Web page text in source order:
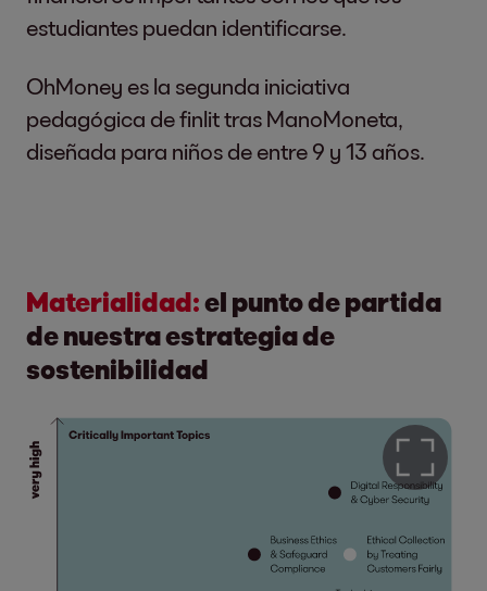
estudiantes puedan identificarse.
OhMoney es la segunda iniciativa
pedagógica de finlit tras ManoMoneta,
diseñada para niños de entre 9 y 13 años.
Materialidad:el punto de partida
de nuestra estrategia de
sostenibilidad